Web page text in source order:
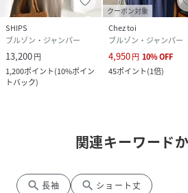
SHIPS
ブルゾン・ジャンパー
13,200円
1,200ポイント(10%ポイン
トバック)
クーポン対象
Chez toi
ブルゾン・ジャンパー
4,950円 10%OFF
45ポイント(1倍)
関連キーワード
search 長袖 search ショート丈